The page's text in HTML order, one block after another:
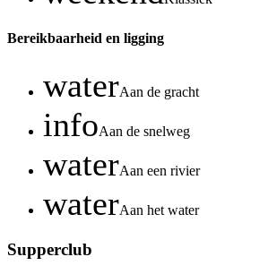
Bereikbaarheid en ligging
waterAan de gracht
infoAan de snelweg
waterAan een rivier
waterAan het water
Supperclub